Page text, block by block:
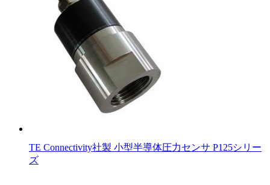
TE Connectivity社製 小型半導体圧力センサ P125シリー
ズ